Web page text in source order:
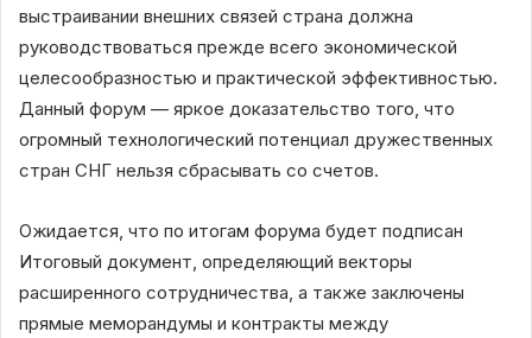
выстраивании внешних связей страна должна
руководствоваться прежде всего экономической
целесообразностью и практической эффективностью.
Данный форум — яркое доказательство того, что
огромный технологический потенциал дружественных
стран СНГ нельзя сбрасывать со счетов.
Ожидается, что по итогам форума будет подписан
Итоговый документ, определяющий векторы
расширенного сотрудничества, а также заключены
прямые меморандумы и контракты между